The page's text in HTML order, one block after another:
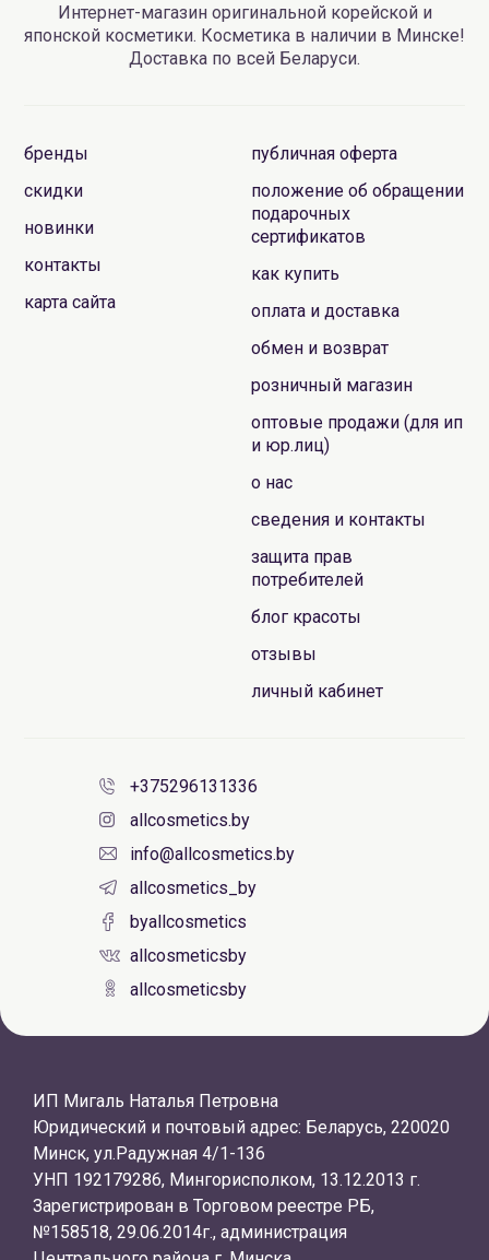
Интернет-магазин оригинальной корейской и
японской косметики. Косметика в наличии в Минске!
Доставка по всей Беларуси.
бренды
скидки
новинки
контакты
карта сайта
публичная оферта
положение об обращении
подарочных
сертификатов
как купить
оплата и доставка
обмен и возврат
розничный магазин
оптовые продажи (для ип
и юр.лиц)
о нас
сведения и контакты
защита прав
потребителей
блог красоты
отзывы
личный кабинет
+375296131336
allcosmetics.by
info@allcosmetics.by
allcosmetics_by
byallcosmetics
allcosmeticsby
allcosmeticsby
ИП Мигаль Наталья Петровна
Юридический и почтовый адрес: Беларусь, 220020
Минск, ул.Радужная 4/1-136
УНП 192179286, Мингорисполком, 13.12.2013 г.
Зарегистрирован в Торговом реестре РБ,
№158518, 29.06.2014г., администрация